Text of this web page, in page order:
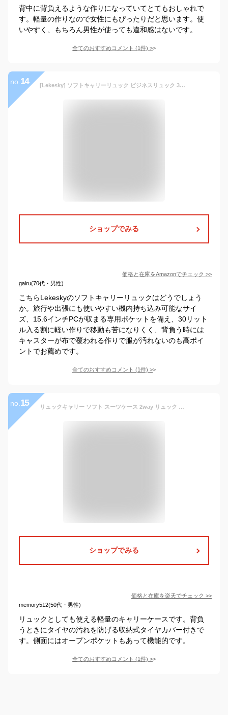
背中に背負えるような作りになっていてとてもおしゃれで
す。軽量の作りなので女性にもぴったりだと思います。使
いやすく、もちろん男性が使っても違和感はないです。
全てのおすすめコメント (1件) >
no. 14 [Lekesky] ソフトキャリーリュック ビジネスリュック 30L 大容量 キャスター取り外し可能 USB充電ポート 小物ポケット サイドポケット 多機能 1680Dオックスフォード 防水 耐衝撃 耐摩耗 機内持ち込み 15.6インチPC対応 2WAYバッグ 背負える 上品 シンプル スタイリッシュ 出張 通勤 会議 営業 国内旅行 海外旅行 空港 学生 社会人 男女兼用 ブラック
ショップでみる
価格と在庫をAmazonでチェック >>
gairu(70代・男性)
こちらLekeskyのソフトキャリーリュックはどうでしょう
か。旅行や出張にも使いやすい機内持ち込み可能なサイ
ズ、15.6インチPCが収まる専用ポケットを備え、30リット
ル入る割に軽い作りで移動も苦になりくく、背負う時には
キャスターが布で覆われる作りで服が汚れないのも高ポイ
ントでお薦めです。
全てのおすすめコメント (1件) >
no. 15 リュックキャリー ソフト スーツケース 2way リュック キャリーケース バックパック キャリーバッグ 2輪 機内持ち込み 鍵 軽い 軽量 小型 1泊 2泊 ビジネス 出張 通勤 Spasso スパッソ Travel トラベル 1-561(en0a056) 【旅行グッズ10点オマケ】 [C]
ショップでみる
価格と在庫を楽天でチェック >>
memory512(50代・男性)
リュックとしても使える軽量のキャリーケースです。背負
うときにタイヤの汚れを防げる収納式タイヤカバー付きで
す。側面にはオープンポケットもあって機能的です。
全てのおすすめコメント (1件) >